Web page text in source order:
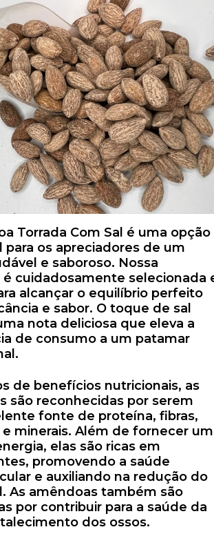
Torrada Com Sal é uma opção
para os apreciadores de um
e saboroso. Nossa
cuidadosamente selecionada
alcançar o equilíbrio perfeito
e sabor. O toque de sal
nota deliciosa que eleva a
de consumo a um patamar
de benefícios nutricionais, as
são reconhecidas por serem
fonte de proteína, fibras,
minerais. Além de fornecer
elas são ricas em
promovendo a saúde
e auxiliando na redução do
As amêndoas também são
por contribuir para a saúde da
dos ossos.